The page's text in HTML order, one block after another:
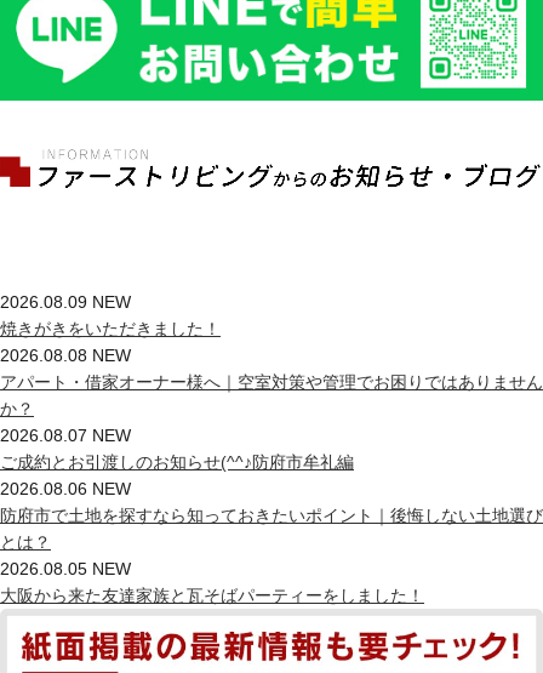
2026.08.09 NEW
焼きがきをいただきました！
2026.08.08 NEW
アパート・借家オーナー様へ｜空室対策や管理でお困りではありません
か？
2026.08.07 NEW
ご成約とお引渡しのお知らせ(^^♪防府市牟礼編
2026.08.06 NEW
防府市で土地を探すなら知っておきたいポイント｜後悔しない土地選び
とは？
2026.08.05 NEW
大阪から来た友達家族と瓦そばパーティーをしました！